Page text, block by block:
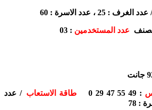
الغرف : 25 ، عدد الاسرة : 60
عدد المستخدمين : 03
: 49 55 47 29 0 طاقة الاستعاب / عدد